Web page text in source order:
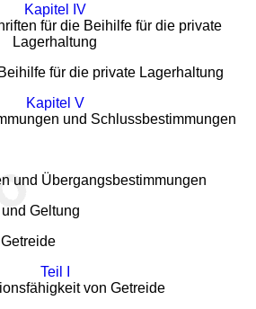
Kapitel IV
für die Beihilfe für die private
Lagerhaltung
für die private Lagerhaltung
Kapitel V
und Schlussbestimmungen
und Übergangsbestimmungen
und Geltung
Teil I
von Getreide